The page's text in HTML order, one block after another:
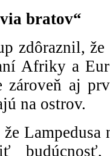
bratov“
zdôraznil,
Afriky a
zároveň aj
na ostrov.
Lampedusa